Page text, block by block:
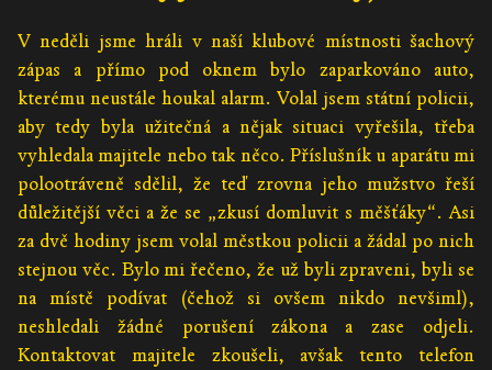
V neděli jsme hráli v naší klubové místnosti šachový
zápas a přímo pod oknem bylo zaparkováno auto,
kterému neustále houkal alarm. Volal jsem státní policii,
aby tedy byla užitečná a nějak situaci vyřešila, třeba
vyhledala majitele nebo tak něco. Příslušník u aparátu mi
polootráveně sdělil, že teď zrovna jeho mužstvo řeší
důležitější věci a že se „zkusí domluvit s měšťáky“. Asi
za dvě hodiny jsem volal městkou policii a žádal po nich
stejnou věc. Bylo mi řečeno, že už byli zpraveni, byli se
na místě podívat (čehož si ovšem nikdo nevšiml),
neshledali žádné porušení zákona a zase odjeli.
Kontaktovat majitele zkoušeli, avšak tento telefon